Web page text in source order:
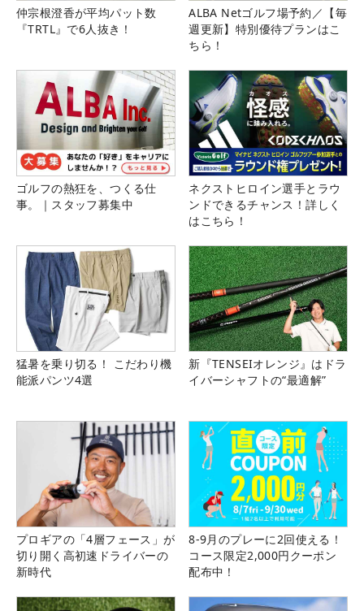
仲宗根澄香が平均パット数
『TRTL』で6人抜き！
ALBA Netゴルフ場予約／【毎
週更新】特別優待プランはこ
ちら！
ゴルフの熱狂を、つくる仕
事。｜スタッフ募集中
ネクストヒロイン選手とラウ
ンドできるチャンス！詳しく
はこちら！
猛暑を乗り切る！ こだわり機
能派パンツ4選
新『TENSEIオレンジ』はドラ
イバーシャフトの“最適解”
プロギアの「4層フェース」が
切り開く高初速ドライバーの
新時代
8-9月のプレーに2回使える！
コース限定2,000円クーポン
配布中！